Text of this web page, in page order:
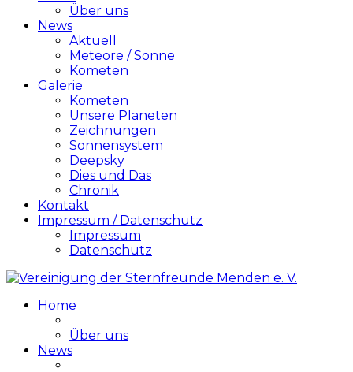
Über uns
News
Aktuell
Meteore / Sonne
Kometen
Galerie
Kometen
Unsere Planeten
Zeichnungen
Sonnensystem
Deepsky
Dies und Das
Chronik
Kontakt
Impressum / Datenschutz
Impressum
Datenschutz
Home
Über uns
News